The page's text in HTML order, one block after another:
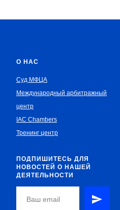
О НАС
Суд МФЦА
Международный арбитражный
центр
IAC Chambers
Тренинг центр
ПОДПИШИТЕСЬ ДЛЯ
НОВОСТЕЙ О НАШЕЙ
ДЕЯТЕЛЬНОСТИ